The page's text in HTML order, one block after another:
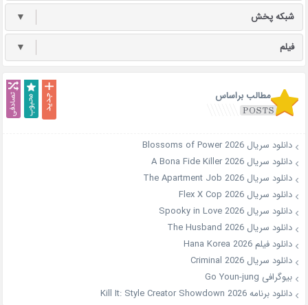
شبکه پخش ▼
فیلم ▼
مطالب براساس
دانلود سریال Blossoms of Power 2026
دانلود سریال A Bona Fide Killer 2026
دانلود سریال The Apartment Job 2026
دانلود سریال Flex X Cop 2026
دانلود سریال Spooky in Love 2026
دانلود سریال The Husband 2026
دانلود فیلم Hana Korea 2026
دانلود سریال Criminal 2026
بیوگرافی Go Youn-jung
دانلود برنامه Kill It: Style Creator Showdown 2026